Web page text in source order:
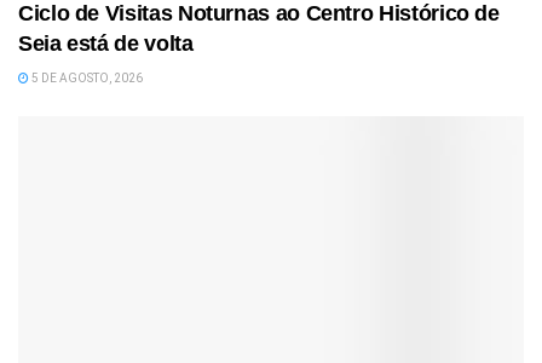
Ciclo de Visitas Noturnas ao Centro Histórico de
Seia está de volta
5 DE AGOSTO, 2026